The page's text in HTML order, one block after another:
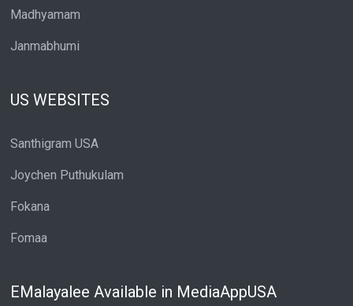
Madhyamam
Janmabhumi
US WEBSITES
Santhigram USA
Joychen Puthukulam
Fokana
Fomaa
EMalayalee Available in MediaAppUSA